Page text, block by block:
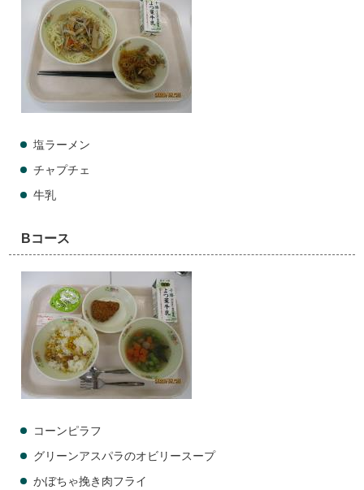
塩ラーメン
チャプチェ
牛乳
Bコース
コーンピラフ
グリーンアスパラのオビリースープ
かぼちゃ挽き肉フライ